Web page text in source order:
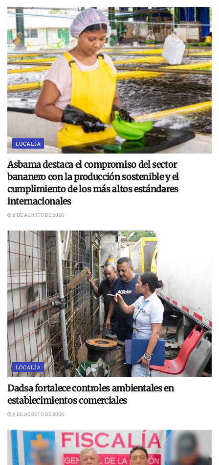
LOCALÍA
Asbama destaca el compromiso del sector
bananero con la producción sostenible y el
cumplimiento de los más altos estándares
internacionales
6 DE AGOSTO DE 2026
LOCALÍA
Dadsa fortalece controles ambientales en
establecimientos comerciales
6 DE AGOSTO DE 2026